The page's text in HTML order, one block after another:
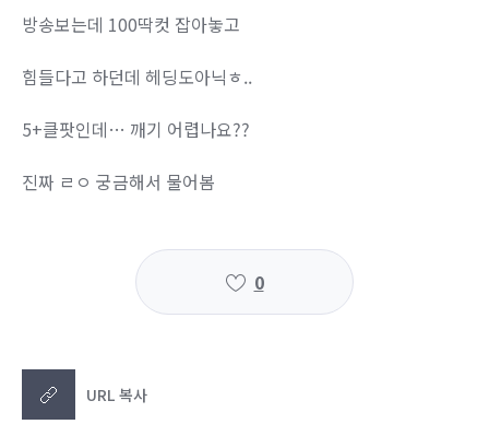
방송보는데 100딱컷 잡아놓고
힘들다고 하던데 헤딩도아닉ㅎ..
5+클팟인데… 깨기 어렵나요??
진짜 ㄹㅇ 궁금해서 물어봄
0
URL 복사